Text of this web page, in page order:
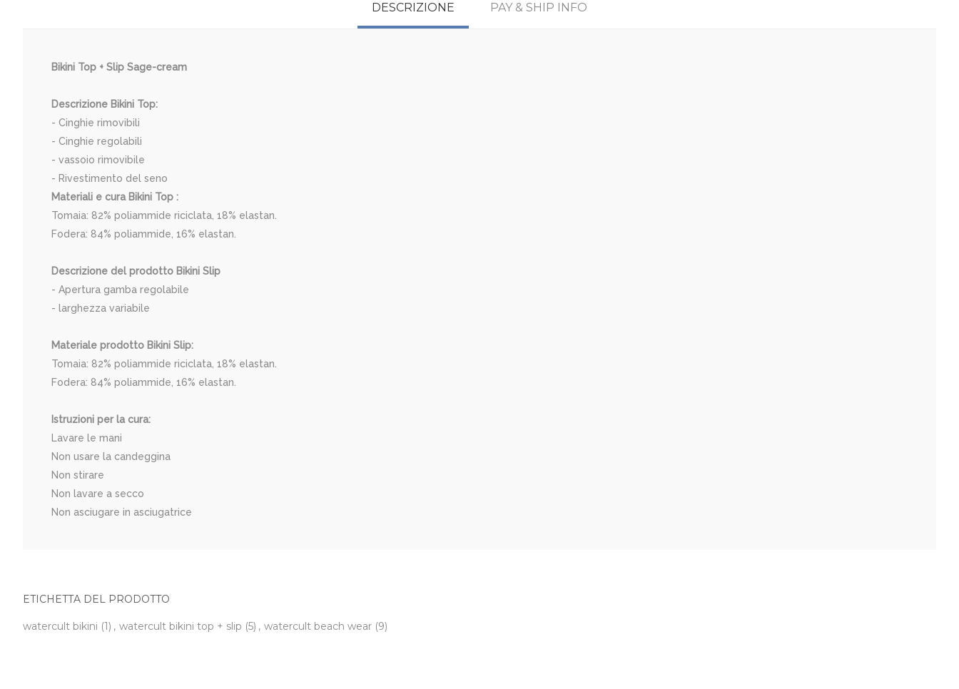
DESCRIZIONE PAY & SHIP INFO
Bikini Top + Slip Sage-cream
Descrizione Bikini Top:
- Cinghie rimovibili
- Cinghie regolabili
- vassoio rimovibile
- Rivestimento del seno
Materiali e cura Bikini Top :
Tomaia: 82% poliammide riciclata, 18% elastan.
Fodera: 84% poliammide, 16% elastan.
Descrizione del prodotto Bikini Slip
- Apertura gamba regolabile
- larghezza variabile
Materiale prodotto Bikini Slip:
Tomaia: 82% poliammide riciclata, 18% elastan.
Fodera: 84% poliammide, 16% elastan.
Istruzioni per la cura:
Lavare le mani
Non usare la candeggina
Non stirare
Non lavare a secco
Non asciugare in asciugatrice
ETICHETTA DEL PRODOTTO
watercult bikini (1) , watercult bikini top + slip (5) , watercult beach wear (9)